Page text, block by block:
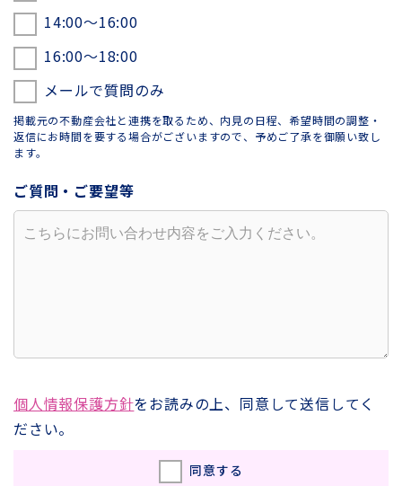
14:00〜16:00
16:00〜18:00
メールで質問のみ
掲載元の不動産会社と連携を取るため、内見の日程、希望時間の調整・
返信にお時間を要する場合がございますので、予めご了承を御願い致し
ます。
ご質問・ご要望等
個人情報保護方針をお読みの上、同意して送信してく
ださい。
同意する